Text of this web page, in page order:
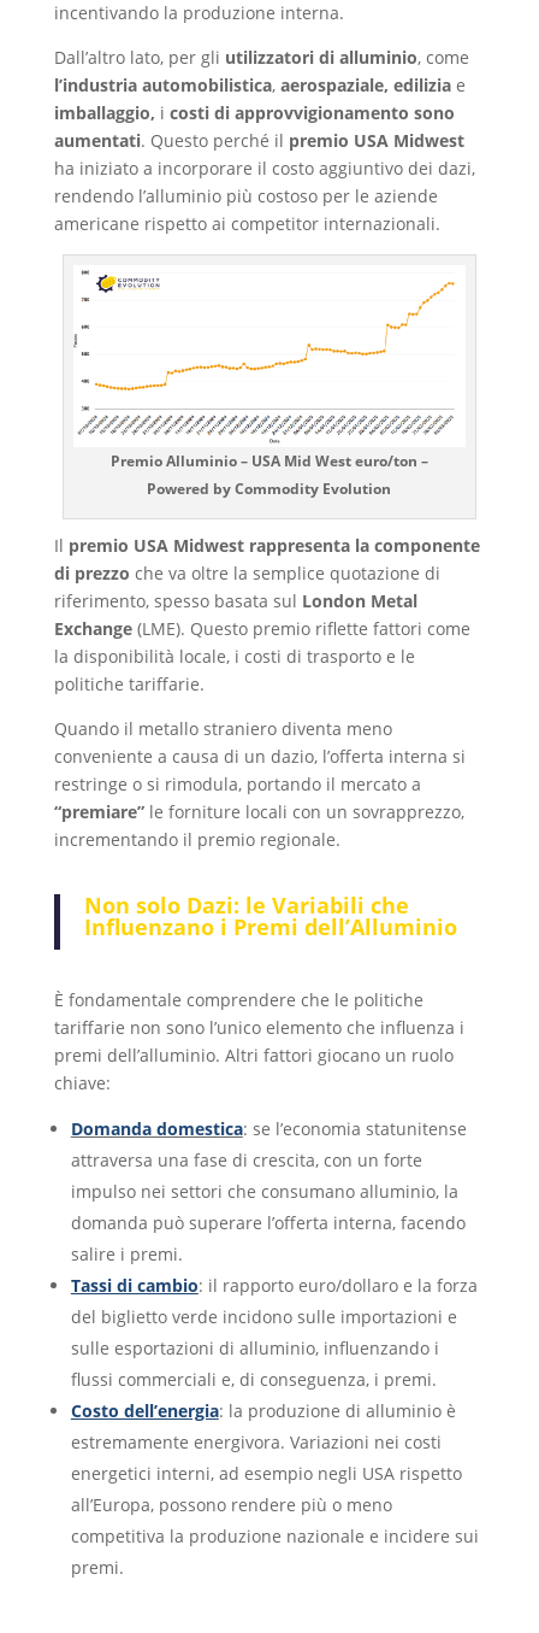
incentivando la produzione interna.
Dall’altro lato, per gli utilizzatori di alluminio, come
l’industria automobilistica, aerospaziale, ediliziae
imballaggio, i costi di approvvigionamento sono
aumentati. Questo perché il premio USA Midwest
ha iniziato a incorporare il costo aggiuntivo dei dazi,
rendendo l’alluminio più costoso per le aziende
americane rispetto ai competitor internazionali.
Premio Alluminio – USA Mid West euro/ton –
Powered by Commodity Evolution
Il premio USA Midwest rappresenta la componente
di prezzo che va oltre la semplice quotazione di
riferimento, spesso basata sul London Metal
Exchange(LME). Questo premio riflette fattori come
la disponibilità locale, i costi di trasporto e le
politiche tariffarie.
Quando il metallo straniero diventa meno
conveniente a causa di un dazio, l’offerta interna si
restringe o si rimodula, portando il mercato a
“premiare”le forniture locali con un sovrapprezzo,
incrementando il premio regionale.
Non solo Dazi: le Variabili che
Influenzano i Premi dell’Alluminio
È fondamentale comprendere che le politiche
tariffarie non sono l’unico elemento che influenza i
premi dell’alluminio. Altri fattori giocano un ruolo
chiave:
Domanda domestica: se l’economia statunitense
attraversa una fase di crescita, con un forte
impulso nei settori che consumano alluminio, la
domanda può superare l’offerta interna, facendo
salire i premi.
Tassi di cambio: il rapporto euro/dollaro e la forza
del biglietto verde incidono sulle importazioni e
sulle esportazioni di alluminio, influenzando i
flussi commerciali e, di conseguenza, i premi.
Costo dell’energia: la produzione di alluminio è
estremamente energivora. Variazioni nei costi
energetici interni, ad esempio negli USA rispetto
all’Europa, possono rendere più o meno
competitiva la produzione nazionale e incidere sui
premi.